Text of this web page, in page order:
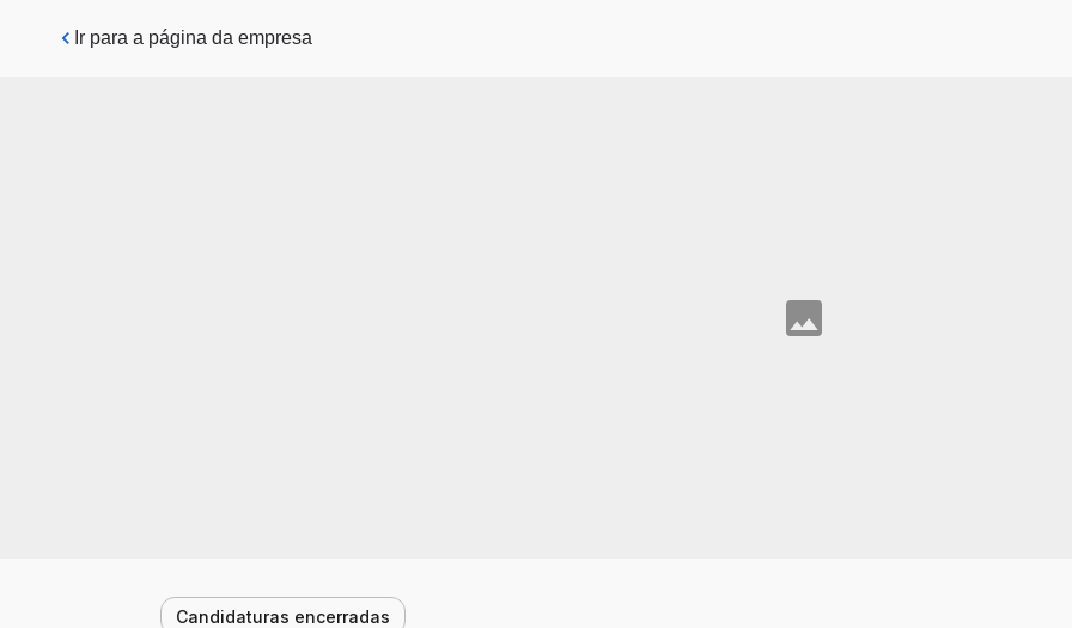
Pular para o conteúdo principal
Ir para a página da empresa
Candidaturas encerradas